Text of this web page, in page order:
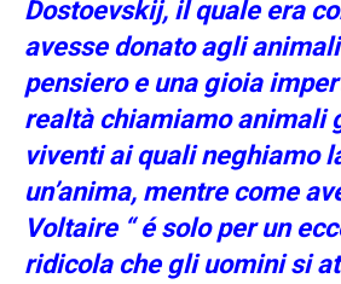
Dostoevskij, il quale era
avesse donato agli
pensiero e una gioia
realtà chiamiamo animali
viventi ai quali neghiamo
un’anima, mentre come
Voltaire “ é solo per un
ridicola che gli uomini si